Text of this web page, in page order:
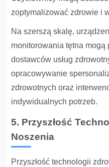
zoptymalizować zdrowie i
Na szerszą skalę,
monitorowania tętna mogą
dostawców usług
opracowywanie
zdrowotnych oraz
indywidualnych potrzeb.
5. Przyszłość
Noszenia
Przyszłość technologii